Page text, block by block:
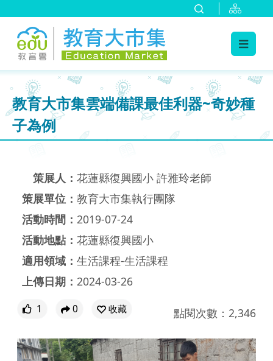
教育大市集雲端備課最佳利器~奇妙種
子為例
策展人： 花蓮縣復興國小 許雅玲老師
策展單位： 教育大市集執行團隊
活動時間： 2019-07-24
活動地點： 花蓮縣復興國小
適用領域： 生活課程-生活課程
上傳日期： 2024-03-26
1 0 收藏 點閱次數：2,346